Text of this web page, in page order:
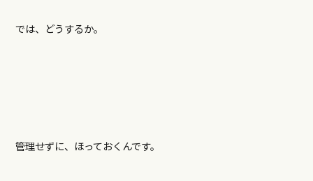
では、どうするか。
管理せずに、ほっておくんです。